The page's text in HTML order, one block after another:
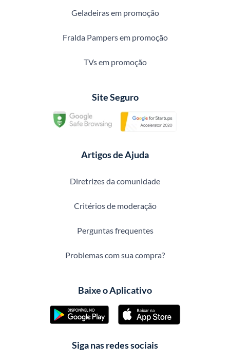
Geladeiras em promoção
Fralda Pampers em promoção
TVs em promoção
Site Seguro
Artigos de Ajuda
Diretrizes da comunidade
Critérios de moderação
Perguntas frequentes
Problemas com sua compra?
Baixe o Aplicativo
Siga nas redes sociais